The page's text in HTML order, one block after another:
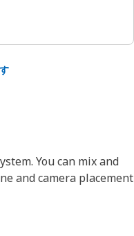
You can mix and
and camera placement